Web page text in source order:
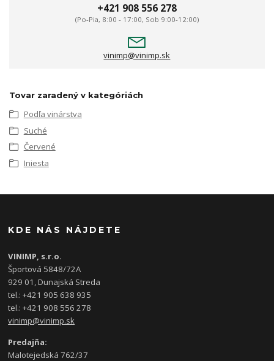
+421 908 556 278
(Po-Pia, 8:00 - 17:00, Sob 9:00-12:00)
vinimp@vinimp.sk
Tovar zaradený v kategóriách
Podľa vinárstva
Suché
Červené
Iniesta
KDE NÁS NÁJDETE
VINIMP, s.r.o.
Športová 5848/72A
929 01, Dunajská Streda
tel.: +421 905 638 935
tel.: +421 908 556 278
vinimp@vinimp.sk
Predajňa:
Malotejedská 762/37